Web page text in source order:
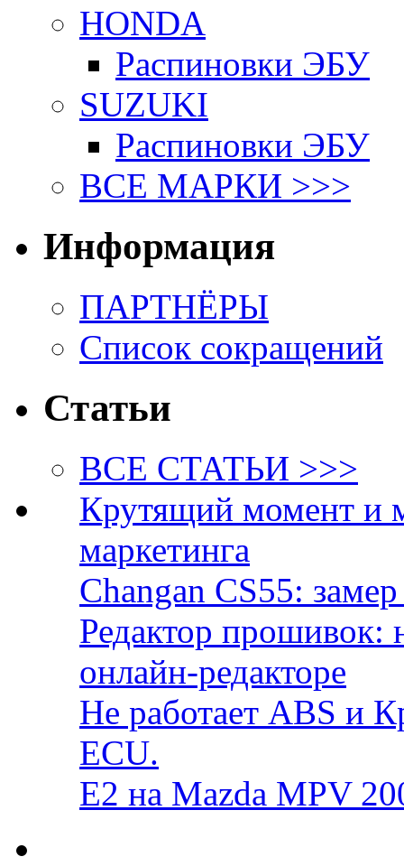
HONDA
Распиновки ЭБУ
SUZUKI
Распиновки ЭБУ
ВСЕ МАРКИ >>>
Информация
ПАРТНЁРЫ
Список сокращений
Статьи
ВСЕ СТАТЬИ >>>
Крутящий момент и
маркетинга
Changan CS55:
Редактор прошивок:
онлайн-редакторе
Не работает ABS и
ECU.
E2 на Mazda MPV